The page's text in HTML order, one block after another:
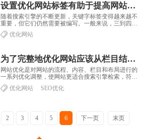
设置优化网站标签有助于提高网站流量
随着搜索引擎的不断更新，关键字标签变得越来越不
重要，但它们仍然需要被编写。一般来说，三到四个
关键字可以放在一个页面上。重要的词放在前面，关
键......优化网站
为了完整地优化网站应该从栏目结构、内页及图片做SEO优化服务
网站优化是对网站的流程、内容、栏目和布局进行的
一系列优化调整，使网站更适合搜索引擎检索，符合
搜索引擎的标准。从而使网站上更多的搜索引擎收
录，......
优化网站 SEO优化
2 3 4 5 6 下一页 末页